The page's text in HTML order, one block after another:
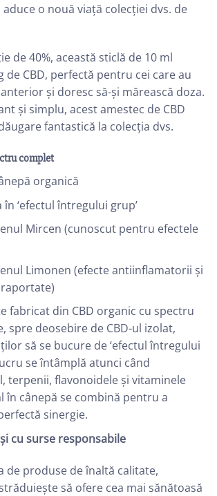
o nouă viață colecției dvs. de
de 40%, această sticlă de 10 ml
de CBD, perfectă pentru cei care au
și doresc să-și mărească doza.
și simplu, acest amestec de CBD
fantastică la colecția dvs.
complet
organică
‘efectul întregului grup’
Mircen (cunoscut pentru efectele
Limonen (efecte antiinflamatorii și
fabricat din CBD organic cu spectru
spre deosebire de CBD-ul izolat,
să se bucure de ‘efectul întregului
se întâmplă atunci când
terpenii, flavonoidele și vitaminele
în cânepă se combină pentru a
sinergie.
cu surse responsabile
de produse de înaltă calitate,
să ofere cea mai sănătoasă